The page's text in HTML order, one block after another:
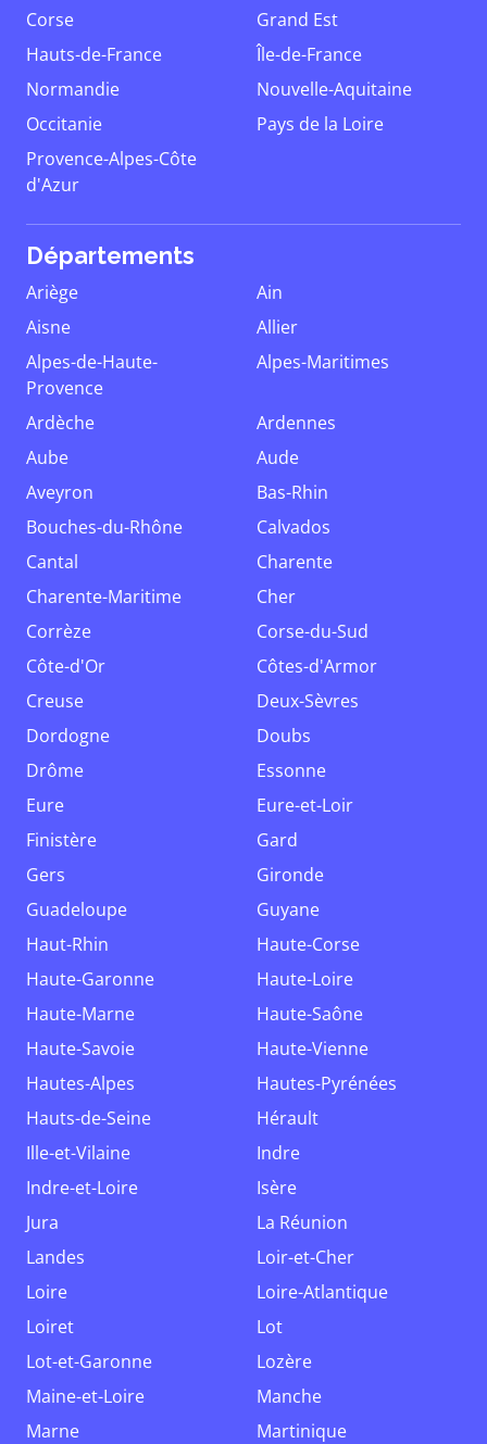
Corse
Grand Est
Hauts-de-France
Île-de-France
Normandie
Nouvelle-Aquitaine
Occitanie
Pays de la Loire
Provence-Alpes-Côte
d'Azur
Départements
Ariège
Ain
Aisne
Allier
Alpes-de-Haute-
Provence
Alpes-Maritimes
Ardèche
Ardennes
Aube
Aude
Aveyron
Bas-Rhin
Bouches-du-Rhône
Calvados
Cantal
Charente
Charente-Maritime
Cher
Corrèze
Corse-du-Sud
Côte-d'Or
Côtes-d'Armor
Creuse
Deux-Sèvres
Dordogne
Doubs
Drôme
Essonne
Eure
Eure-et-Loir
Finistère
Gard
Gers
Gironde
Guadeloupe
Guyane
Haut-Rhin
Haute-Corse
Haute-Garonne
Haute-Loire
Haute-Marne
Haute-Saône
Haute-Savoie
Haute-Vienne
Hautes-Alpes
Hautes-Pyrénées
Hauts-de-Seine
Hérault
Ille-et-Vilaine
Indre
Indre-et-Loire
Isère
Jura
La Réunion
Landes
Loir-et-Cher
Loire
Loire-Atlantique
Loiret
Lot
Lot-et-Garonne
Lozère
Maine-et-Loire
Manche
Marne
Martinique